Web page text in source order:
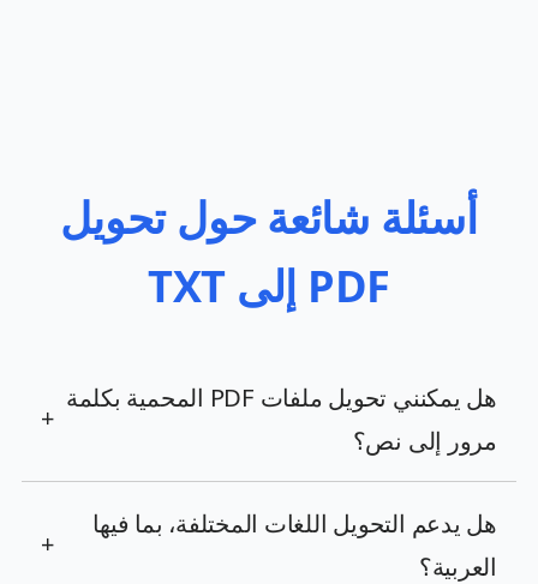
أسئلة شائعة حول تحويل
PDF إلى TXT
هل يمكنني تحويل ملفات PDF المحمية بكلمة
مرور إلى نص؟
+
هل يدعم التحويل اللغات المختلفة، بما فيها
العربية؟
+